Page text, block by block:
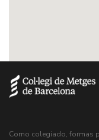
Como colegiado, formas